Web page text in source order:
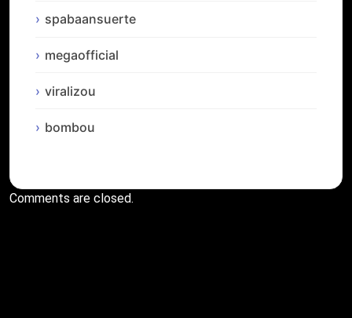
spabaansuerte
megaofficial
viralizou
bombou
Comments are closed.